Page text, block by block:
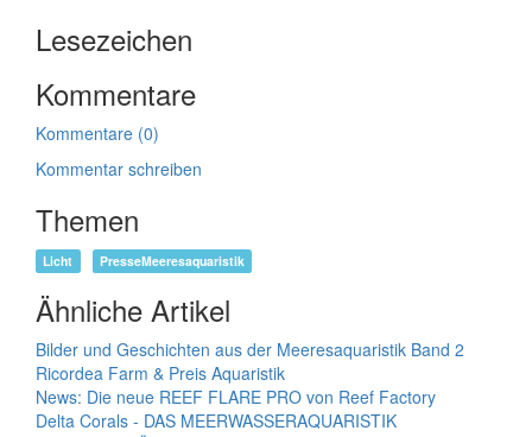
Lesezeichen
Kommentare
Kommentare (0)
Kommentar schreiben
Themen
Licht PresseMeeresaquaristik
Ähnliche Artikel
Bilder und Geschichten aus der Meeresaquaristik Band 2
Ricordea Farm & Preis Aquaristik
News: Die neue REEF FLARE PRO von Reef Factory
Delta Corals - DAS MEERWASSERAQUARISTIK